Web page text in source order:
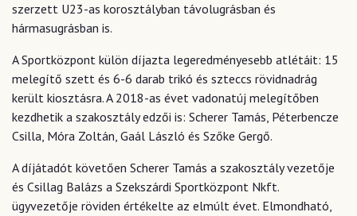
szerzett U23-as korosztályban távolugrásban és
hármasugrásban is.
A Sportközpont külön díjazta legeredményesebb atlétáit: 15
melegítő szett és 6-6 darab trikó és szteccs rövidnadrág
került kiosztásra. A 2018-as évet vadonatúj melegítőben
kezdhetik a szakosztály edzői is: Scherer Tamás, Péterbencze
Csilla, Móra Zoltán, Gaál László és Szőke Gergő.
A díjátadót követően Scherer Tamás a szakosztály vezetője
és Csillag Balázs a Szekszárdi Sportközpont Nkft.
ügyvezetője röviden értékelte az elmúlt évet. Elmondható,